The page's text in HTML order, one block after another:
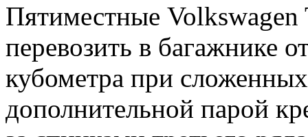
Пятиместные
перевозить в багажнике
кубометра при
дополнительной парой